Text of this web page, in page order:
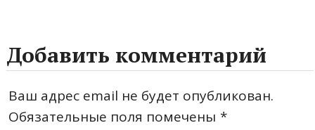
Добавить комментарий
Ваш адрес email не будет опубликован.
Обязательные поля помечены *